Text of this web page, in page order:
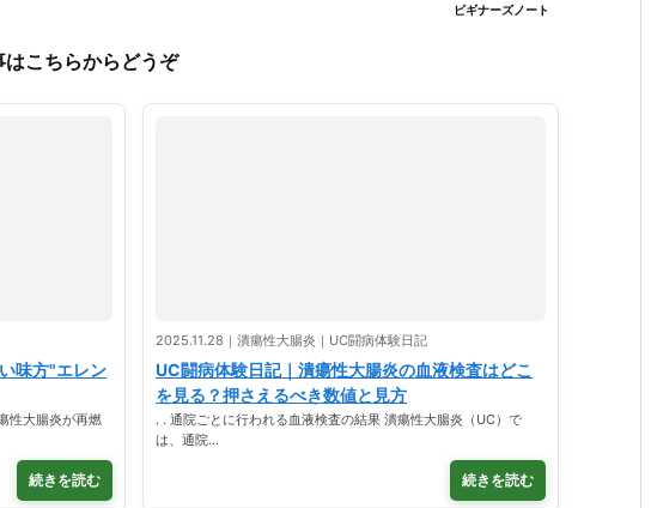
ビギナーズノート
こちらからどうぞ
味方"エレン
性大腸炎が再燃
続きを読む
2025.11.28｜潰瘍性大腸炎｜UC闘病体験日記
UC闘病体験日記｜潰瘍性大腸炎の血液検査はどこ
を見る？押さえるべき数値と見方
. . 通院ごとに行われる血液検査の結果 潰瘍性大腸炎（UC）で
は、通院…
続きを読む